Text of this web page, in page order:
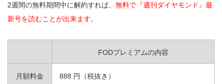
2週間の無料期間中に解約すれば、 無料で『週刊ダイヤモンド』最
新号を読むことが出来ます。
FODプレミアムの内容
月額料金 888 円（税抜き）